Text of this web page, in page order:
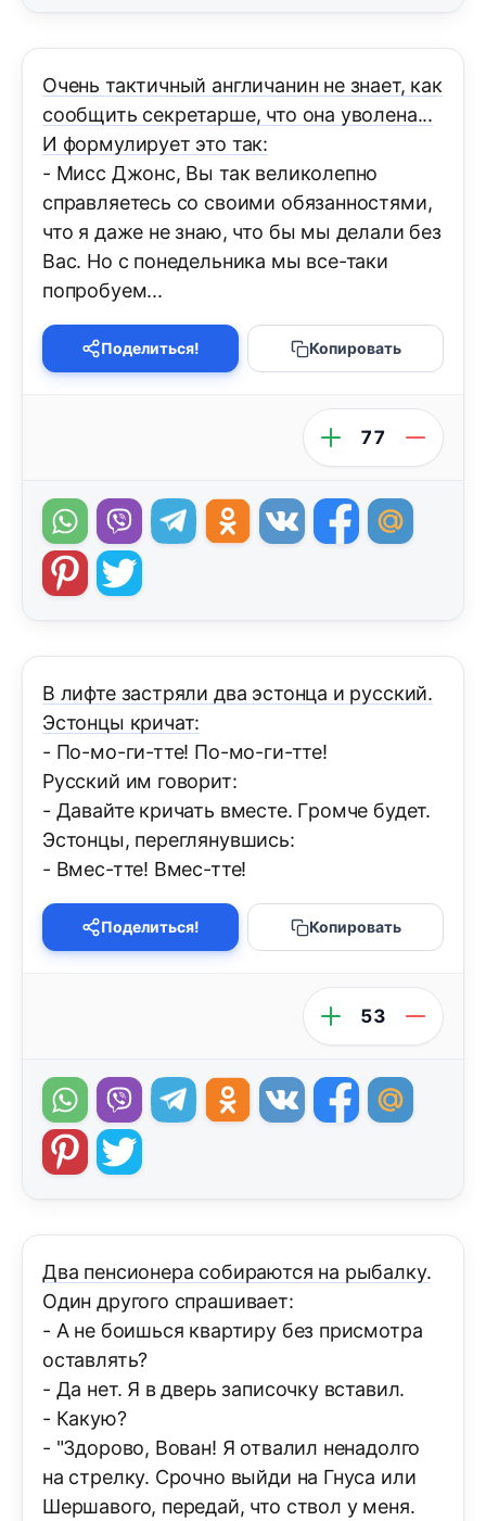
Очень тактичный англичанин не знает, как
сообщить секретарше, что она уволена...
И формулирует это так:
- Мисс Джонс, Вы так великолепно
справляетесь со своими обязанностями,
что я даже не знаю, что бы мы делали без
Вас. Но с понедельника мы все-таки
попробуем...
Поделиться! Копировать
77
В лифте застpяли два эстонца и pусский.
Эстонцы кpичат:
- По-мо-ги-тте! По-мо-ги-тте!
Русский им говоpит:
- Давайте кpичать вместе. Гpомче будет.
Эстонцы, пеpеглянувшись:
- Вмес-тте! Вмес-тте!
Поделиться! Копировать
53
Два пенсионера собираются на рыбалку.
Один другого спрашивает:
- А не боишься квартиру без присмотра
оставлять?
- Да нет. Я в дверь записочку вставил.
- Какую?
- "Здорово, Вован! Я отвалил ненадолго
на стрелку. Срочно выйди на Гнуса или
Шершавого, передай, что ствол у меня.